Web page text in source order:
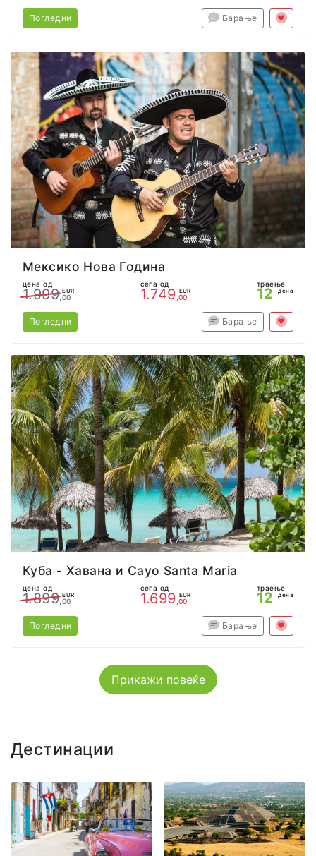
Погледни Барање
Мексико Нова Година
цена од
1.999 EUR
,00
сега од
1.749 EUR
,00
траење
12 дена
Погледни Барање
Куба - Хавана и Cayo Santa Maria
цена од
1.899 EUR
,00
сега од
1.699 EUR
,00
траење
12 дена
Погледни Барање
Прикажи повеќе
Дестинации